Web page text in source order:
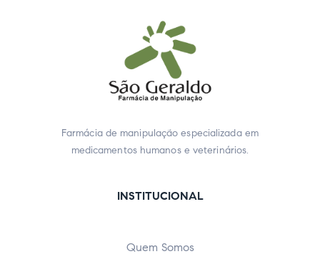
Farmácia de manipulação especializada em
medicamentos humanos e veterinários.
INSTITUCIONAL
Quem Somos